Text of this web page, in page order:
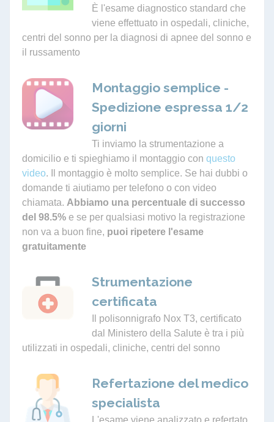
È l'esame diagnostico standard che
viene effettuato in ospedali, cliniche,
centri del sonno per la diagnosi di apnee del sonno e
il russamento
Montaggio semplice -
Spedizione espressa 1/2
giorni
Ti inviamo la strumentazione a
domicilio e ti spieghiamo il montaggio con questo
video. Il montaggio è molto semplice. Se hai dubbi o
domande ti aiutiamo per telefono o con video
chiamata. Abbiamo una percentuale di successo
del 98.5% e se per qualsiasi motivo la registrazione
non va a buon fine, puoi ripetere l'esame
gratuitamente
Strumentazione
certificata
Il polisonnigrafo Nox T3, certificato
dal Ministero della Salute è tra i più
utilizzati in ospedali, cliniche, centri del sonno
Refertazione del medico
specialista